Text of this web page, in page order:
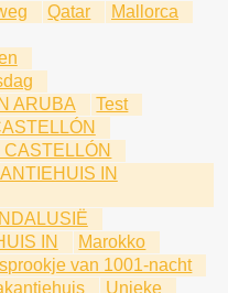
Qatar
Mallorca
ARUBA
Test
CASTELLÓN
IN
IN
Marokko
van 1001-nacht
Unieke